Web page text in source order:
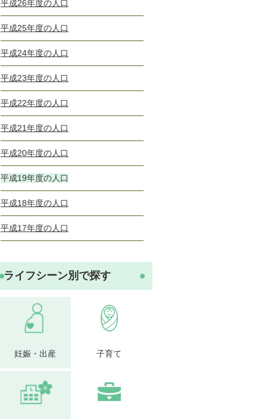
平成26年度の人口
平成25年度の人口
平成24年度の人口
平成23年度の人口
平成22年度の人口
平成21年度の人口
平成20年度の人口
平成19年度の人口
平成18年度の人口
平成17年度の人口
ライフシーン別で探す
妊娠・出産 子育て